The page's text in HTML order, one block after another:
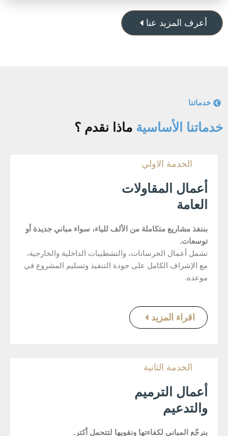
أعرف المزيد عنا
خدماتنا
خدماتنا الأساسية ماذا نقدم ؟
الخدمة الاولي
أعمال المقاولات
العامة
بننفذ مشاريع متكاملة من الألف للياء، سواء مباني جديدة أو
توسعات.
تشمل أعمال الخرسانات، والتشطيبات الداخلية والخارجية،
مع الإشراف الكامل على جودة التنفيذ وتسليم المشروع في
موعده.
اقراء المزيد
الخدمة الثانية
أعمال الترميم
والتدعيم
بنرجّع المباني لكفاءتها ونقويها لتتحمل أكتر.